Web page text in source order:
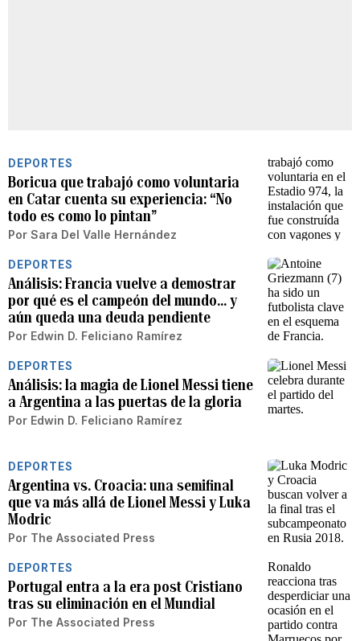
DEPORTES
Boricua que trabajó como voluntaria
en Catar cuenta su experiencia: “No
todo es como lo pintan”
Por Sara Del Valle Hernández
DEPORTES
Análisis: Francia vuelve a demostrar
por qué es el campeón del mundo... y
aún queda una deuda pendiente
Por Edwin D. Feliciano Ramírez
DEPORTES
Análisis: la magia de Lionel Messi tiene
a Argentina a las puertas de la gloria
Por Edwin D. Feliciano Ramírez
DEPORTES
Argentina vs. Croacia: una semifinal
que va más allá de Lionel Messi y Luka
Modric
Por The Associated Press
DEPORTES
Portugal entra a la era post Cristiano
tras su eliminación en el Mundial
Por The Associated Press